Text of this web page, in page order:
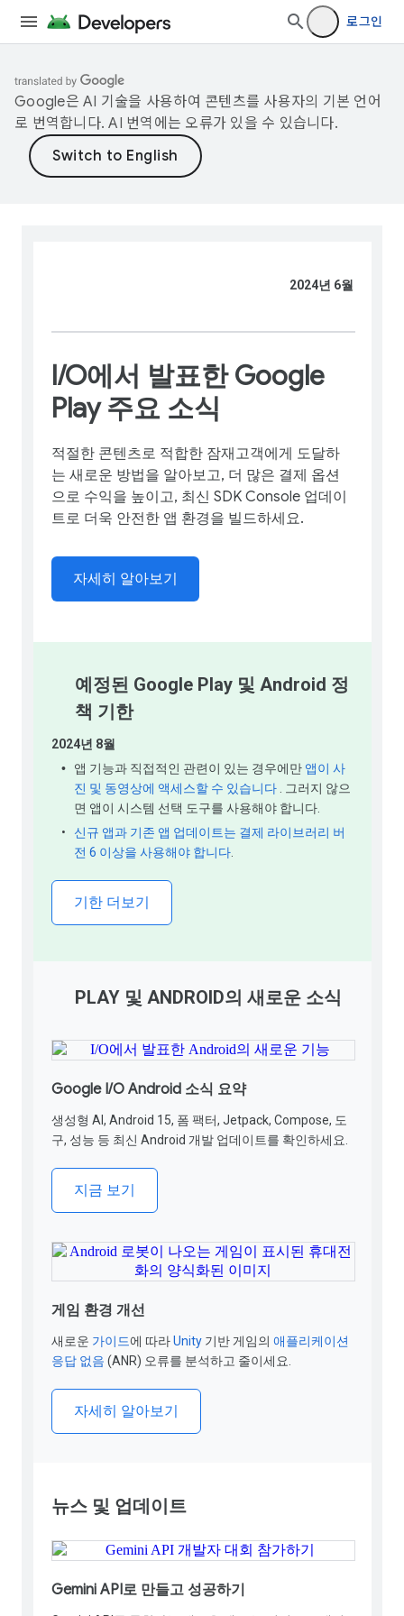
로그인
Google은 AI 기술을 사용하여 콘텐츠를 사용자의 기본 언어
로 번역합니다. AI 번역에는 오류가 있을 수 있습니다.